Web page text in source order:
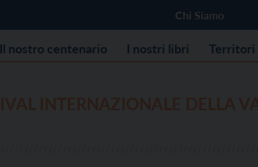
Chi Siamo
Il nostro centenario I nostri libri Territori